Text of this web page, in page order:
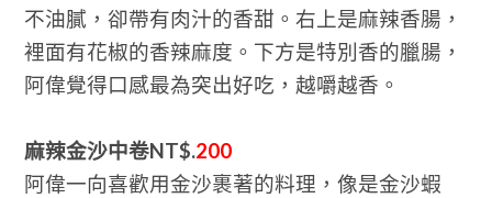
不油膩，卻帶有肉汁的香甜。右上是麻辣香腸，
裡面有花椒的香辣麻度。下方是特別香的臘腸，
阿偉覺得口感最為突出好吃，越嚼越香。
麻辣金沙中卷NT$.200
阿偉一向喜歡用金沙裹著的料理，像是金沙蝦